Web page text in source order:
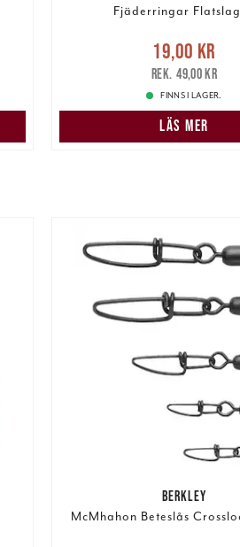
Fjäderringar
Nuvarande pris:19,00 kr
pris:49,00 kr
19,00 kr
49,00 kr
FINNS I LAGER.
LÄS MER
BERKLEY
McMhahon Beteslås